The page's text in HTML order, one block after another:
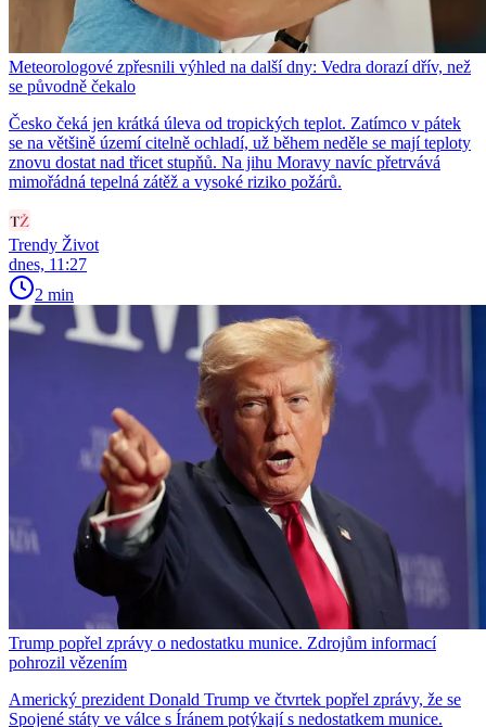
Meteorologové zpřesnili výhled na další dny: Vedra dorazí dřív, než
se původně čekalo
Česko čeká jen krátká úleva od tropických teplot. Zatímco v pátek
se na většině území citelně ochladí, už během neděle se mají teploty
znovu dostat nad třicet stupňů. Na jihu Moravy navíc přetrvává
mimořádná tepelná zátěž a vysoké riziko požárů.
Trendy Život
dnes, 11:27
2 min
Trump popřel zprávy o nedostatku munice. Zdrojům informací
pohrozil vězením
Americký prezident Donald Trump ve čtvrtek popřel zprávy, že se
Spojené státy ve válce s Íránem potýkají s nedostatkem munice.